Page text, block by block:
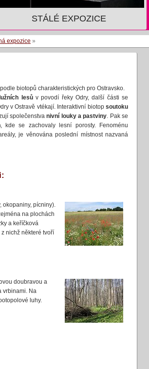
STÁLÉ EXPOZICE
expozice »
biotopů charakteristických pro Ostravsko.
lužních lesův povodí řeky Odry, další části se
v Ostravě vtékají. Interaktivní biotopsoutoku
společenstvanivní louky a pastviny. Pak se
, kde se zachovaly lesní porosty. Fenoménu
je věnována poslední místnost nazvaná
okopaniny, pícniny).
na plochách
a keříčková
nichž některé tvoří
doubravou a
vrbinami. Na
luhy.